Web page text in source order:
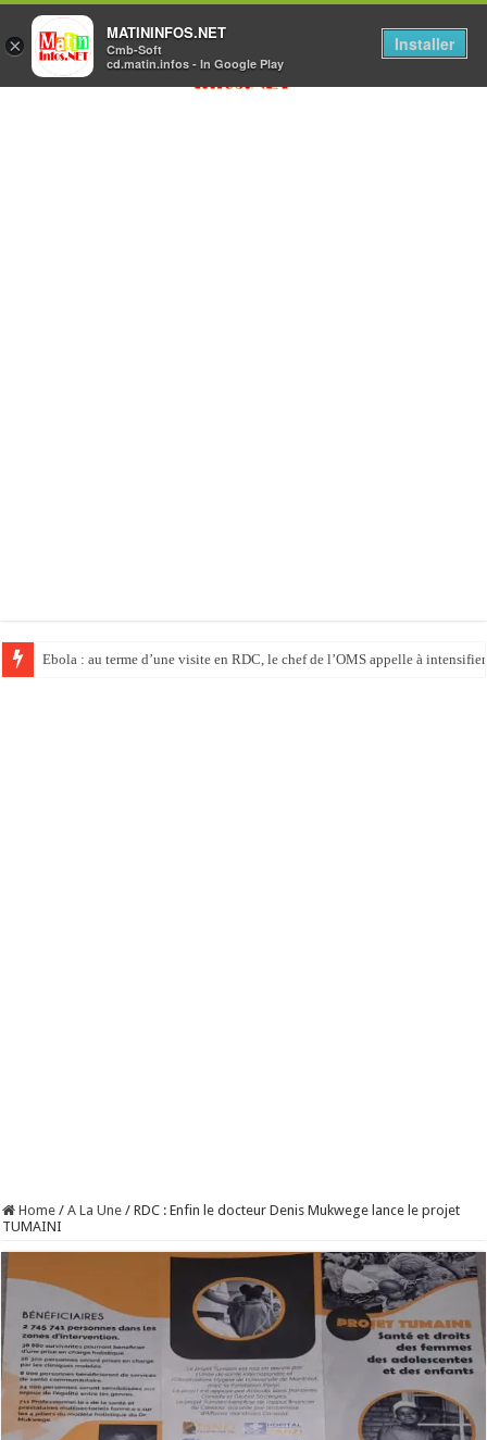
Ebola : au terme d’une visite en RDC, le chef de l’OMS appelle à
Home / A La Une / RDC : Enfin le docteur Denis Mukwege lance le projet
TUMAINI
×
MATININFOS.NET
Cmb-Soft
cd.matin.infos - In Google Play
Installer